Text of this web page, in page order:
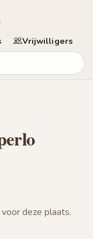
Vrijwilligers
deze plaats.